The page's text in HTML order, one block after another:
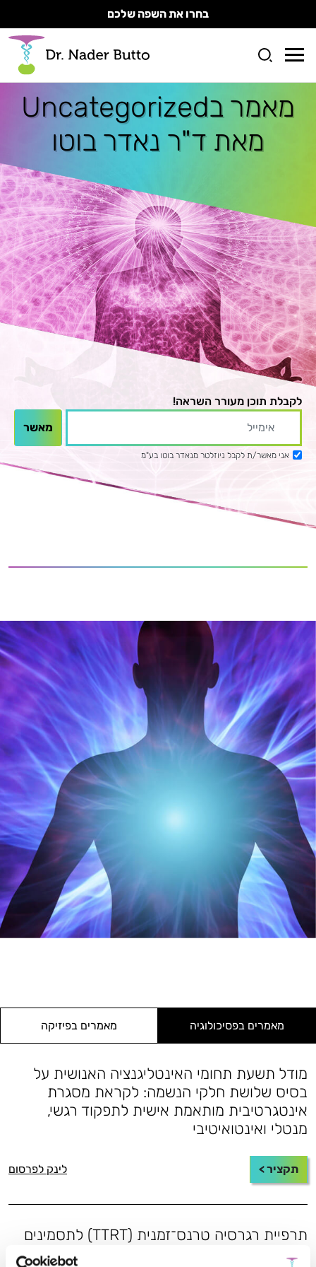
בחרו את השפה שלכם
מאמר בUncategorized
מאת ד"ר נאדר בוטו
לקבלת תוכן מעורר השראה!
אני מאשר/ת לקבל ניוזלטר מנאדר בוטו בע"מ
מאמרים בפסיכולוגיה מאמרים בפיזיקה
מודל תשעת תחומי האינטליגנציה האנושית על
בסיס שלושת חלקי הנשמה: לקראת מסגרת
אינטגרטיבית מותאמת אישית לתפקוד רגשי,
מנטלי ואינטואיטיבי
תקציר > לינק לפרסום
תרפיית רגרסיה טרנס־זמנית (TTRT) לתסמינים
הקשורים לטראומה: מסגרת חקר